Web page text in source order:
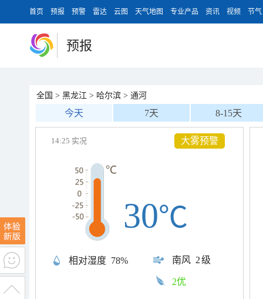
首页 预报 预警 雷达 云图 天气地图 专业产品 资讯 视频 节气
预报
全国 > 黑龙江 > 哈尔滨 > 通河
今天 7天 8-15天
14:25 实况
相对湿度 78% 南风 2级
30℃
2优
大雾预警